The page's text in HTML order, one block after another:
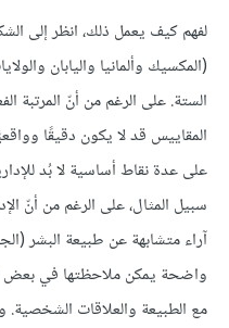
(المكسيك وألمانيا واليابان
الستة. على الرغم من أنّ المرتبة
المقاييس قد لا يكون دقيقًا
على عدة نقاط أساسية لا بُد
سبيل المثال، على الرغم من أنّ
آراء متشابهة عن طبيعة البشر
واضحة يمكن ملاحظتها في بعض
مع الطبيعة والعلاقات